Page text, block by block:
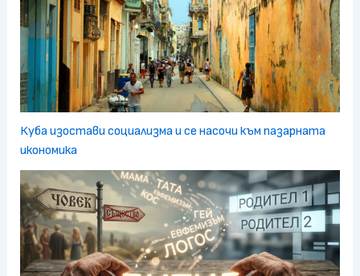
Куба изостави социализма и се насочи към пазарната
икономика